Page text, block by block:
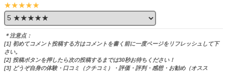
★★★★★
＊注意点：
[1] 初めてコメント投稿する方はコメントを書く前に一度ページをリフレッシュして下
さい。
[2] 投稿ボタンを押したら次の投稿するまでは30秒お待ちください！
[3] どうぞ自身の体験・口コミ（クチコミ）・評価・評判・感想・お勧め（オスス